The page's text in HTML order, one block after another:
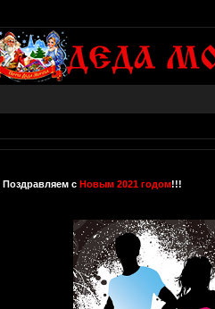
Поздравляем с Новым 2021 годом!!!